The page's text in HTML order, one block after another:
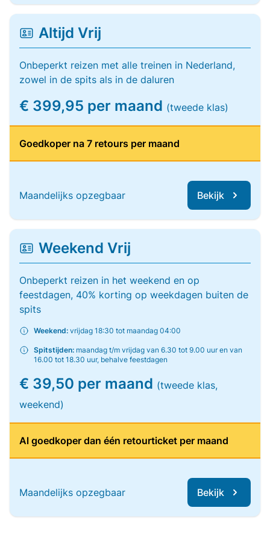
Altijd Vrij
Onbeperkt reizen met alle treinen in Nederland,
zowel in de spits als in de daluren
€ 399,95 per maand (tweede klas)
Goedkoper na 7 retours per maand
Maandelijks opzegbaar Bekijk
Weekend Vrij
Onbeperkt reizen in het weekend en op
feestdagen, 40% korting op weekdagen buiten de
spits
Weekend: vrijdag 18:30 tot maandag 04:00
Spitstijden: maandag t/m vrijdag van 6.30 tot 9.00 uur en van
16.00 tot 18.30 uur, behalve feestdagen
€ 39,50 per maand (tweede klas,
weekend)
Al goedkoper dan één retourticket per maand
Maandelijks opzegbaar Bekijk